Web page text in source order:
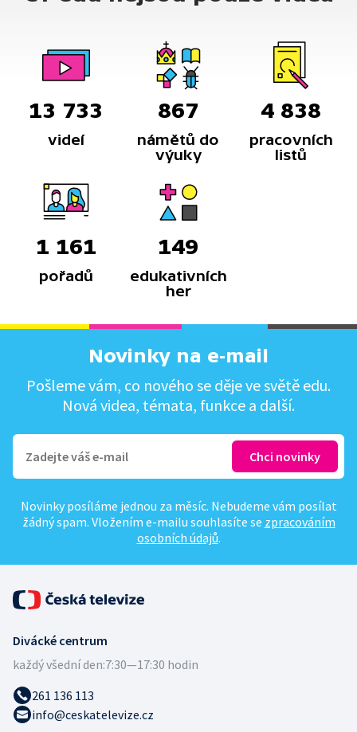
13 733
videí
867
námětů do
výuky
4 838
pracovních
listů
1 161
pořadů
149
edukativních
her
Novinky na e-mail
Pošleme vám, co nového se děje ve světě edu.
Nová videa, témata, funkce a další.
Novinky posíláme jednou za měsíc. Nebudeme vám posílat
žádný spam. Vložením e-mailu souhlasíte se zpracováním
osobních údajů.